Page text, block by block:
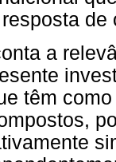
de
a
têm